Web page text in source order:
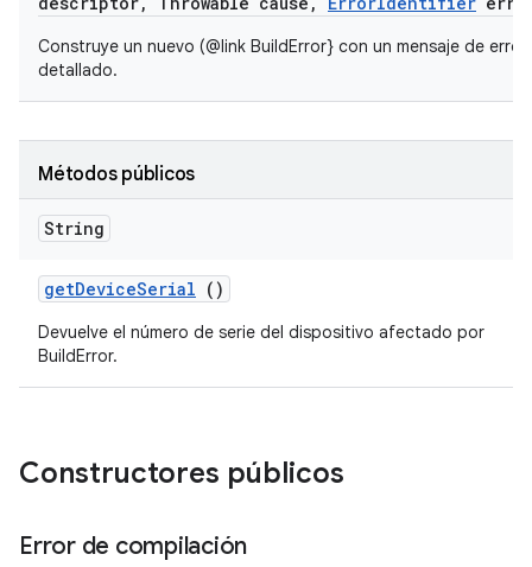
Construye un nuevo (@link BuildError} con un mensaje de error
detallado.
Métodos públicos
String
getDeviceSerial ()
Devuelve el número de serie del dispositivo afectado por
BuildError.
Constructores públicos
Error de compilación